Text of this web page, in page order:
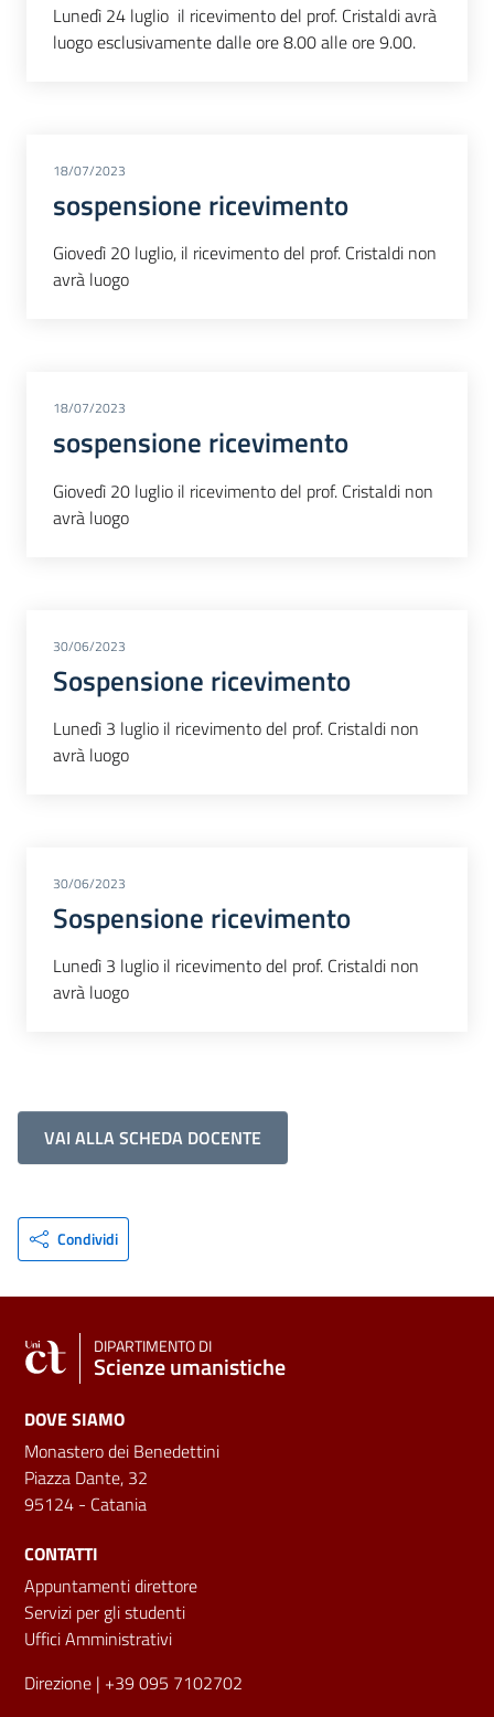
Lunedì 24 luglio il ricevimento del prof. Cristaldi avrà
luogo esclusivamente dalle ore 8.00 alle ore 9.00.
18/07/2023
sospensione ricevimento
Giovedì 20 luglio, il ricevimento del prof. Cristaldi non
avrà luogo
18/07/2023
sospensione ricevimento
Giovedì 20 luglio il ricevimento del prof. Cristaldi non
avrà luogo
30/06/2023
Sospensione ricevimento
Lunedì 3 luglio il ricevimento del prof. Cristaldi non
avrà luogo
30/06/2023
Sospensione ricevimento
Lunedì 3 luglio il ricevimento del prof. Cristaldi non
avrà luogo
VAI ALLA SCHEDA DOCENTE
Condividi
DIPARTIMENTO DI
Scienze umanistiche
DOVE SIAMO
Monastero dei Benedettini
Piazza Dante, 32
95124 - Catania
CONTATTI
Appuntamenti direttore
Servizi per gli studenti
Uffici Amministrativi
Direzione | +39 095 7102702